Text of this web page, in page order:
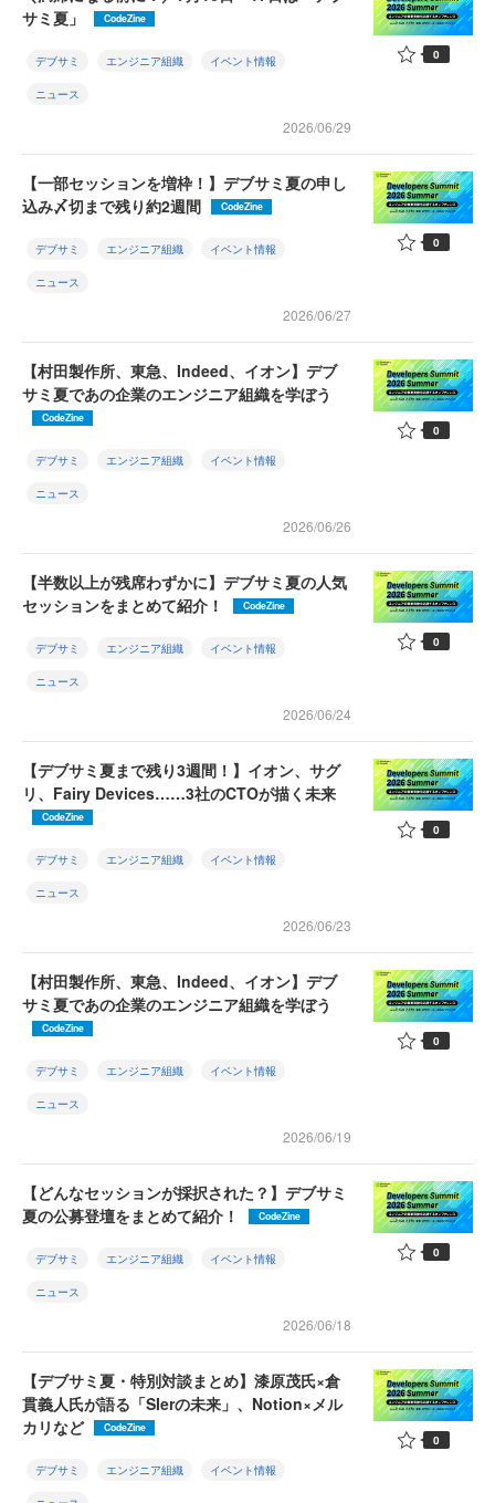
サミ夏」
CodeZine
デブサミ エンジニア組織 イベント情報
ニュース
2026/06/29
0
【一部セッションを増枠！】デブサミ夏の申し
込み〆切まで残り約2週間
CodeZine
デブサミ エンジニア組織 イベント情報
ニュース
2026/06/27
0
【村田製作所、東急、Indeed、イオン】デブ
サミ夏であの企業のエンジニア組織を学ぼう
CodeZine
デブサミ エンジニア組織 イベント情報
ニュース
2026/06/26
0
【半数以上が残席わずかに】デブサミ夏の人気
セッションをまとめて紹介！
CodeZine
デブサミ エンジニア組織 イベント情報
ニュース
2026/06/24
0
【デブサミ夏まで残り3週間！】イオン、サグ
リ、Fairy Devices……3社のCTOが描く未来
CodeZine
デブサミ エンジニア組織 イベント情報
ニュース
2026/06/23
0
【村田製作所、東急、Indeed、イオン】デブ
サミ夏であの企業のエンジニア組織を学ぼう
CodeZine
デブサミ エンジニア組織 イベント情報
ニュース
2026/06/19
0
【どんなセッションが採択された？】デブサミ
夏の公募登壇をまとめて紹介！
CodeZine
デブサミ エンジニア組織 イベント情報
ニュース
2026/06/18
0
【デブサミ夏・特別対談まとめ】漆原茂氏×倉
貫義人氏が語る「SIerの未来」、Notion×メル
カリなど
CodeZine
デブサミ エンジニア組織 イベント情報
0